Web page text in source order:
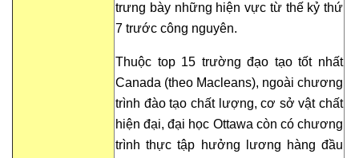
trưng bày những hiện vực từ thế kỷ thứ
7 trước công nguyên.
Thuộc top 15 trường đạo tạo tốt nhất
Canada (theo Macleans), ngoài chương
trình đào tạo chất lượng, cơ sở vật chất
hiện đại, đại học Ottawa còn có chương
trình thực tập hưởng lương hàng đầu